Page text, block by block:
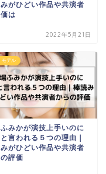
がひどい作品や共演者
は
2022年5月21日
モデル
みかが演技上手いのに
言われる５つの理由｜
がひどい作品や共演者
評価